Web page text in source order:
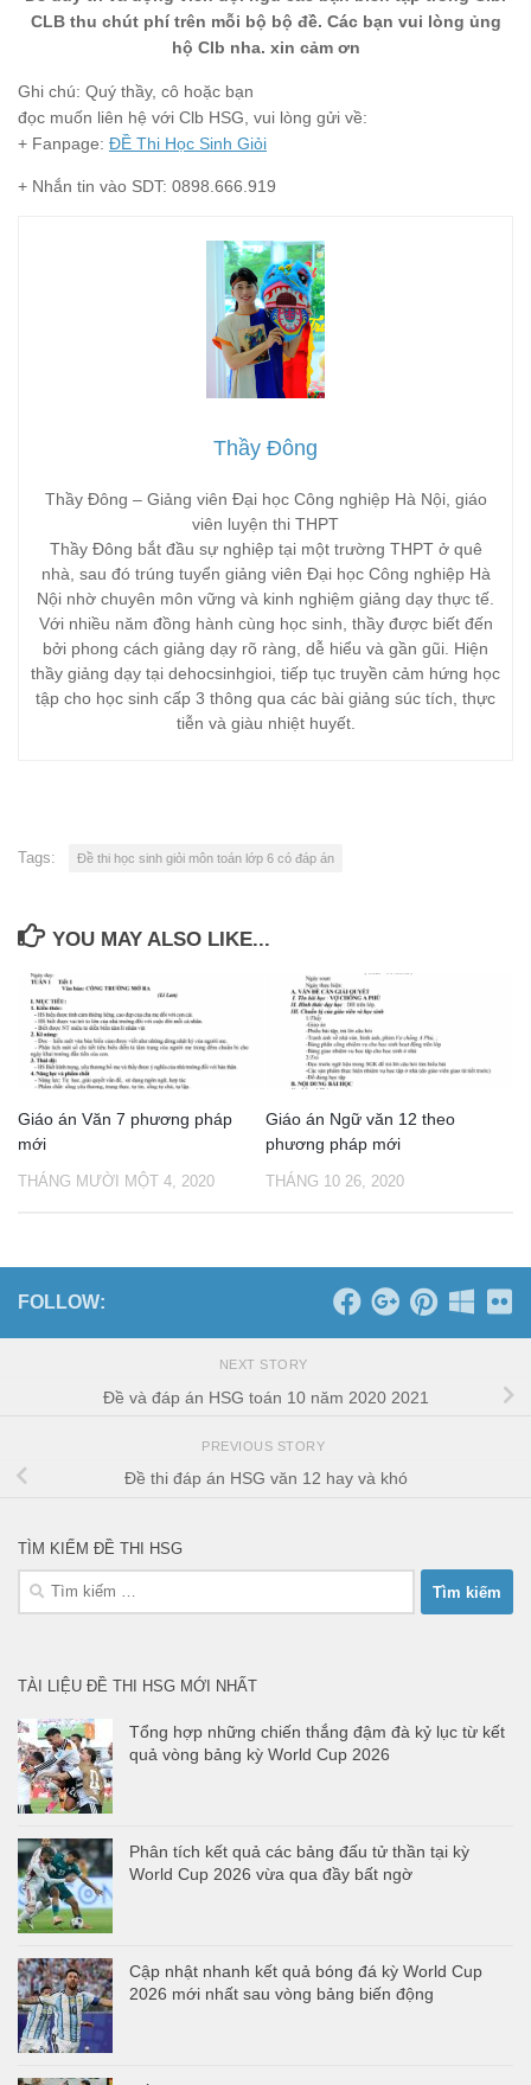
CLB thu chút phí trên mỗi bộ bộ đề. Các bạn vui lòng ủng
hộ Clb nha. xin cảm ơn
Ghi chú: Quý thầy, cô hoặc bạn
đọc muốn liên hệ với Clb HSG, vui lòng gửi về:
+ Fanpage: ĐỀ Thi Học Sinh Giỏi
+ Nhắn tin vào SDT: 0898.666.919
Thầy Đông
Thầy Đông – Giảng viên Đại học Công nghiệp Hà Nội, giáo
viên luyện thi THPT
Thầy Đông bắt đầu sự nghiệp tại một trường THPT ở quê
nhà, sau đó trúng tuyển giảng viên Đại học Công nghiệp Hà
Nội nhờ chuyên môn vững và kinh nghiệm giảng dạy thực tế.
Với nhiều năm đồng hành cùng học sinh, thầy được biết đến
bởi phong cách giảng dạy rõ ràng, dễ hiểu và gần gũi. Hiện
thầy giảng dạy tại dehocsinhgioi, tiếp tục truyền cảm hứng học
tập cho học sinh cấp 3 thông qua các bài giảng súc tích, thực
tiễn và giàu nhiệt huyết.
Tags: Đề thi học sinh giỏi môn toán lớp 6 có đáp án
YOU MAY ALSO LIKE...
Giáo án Văn 7 phương pháp
mới
THÁNG MƯỜI MỘT 4, 2020
Giáo án Ngữ văn 12 theo
phương pháp mới
THÁNG 10 26, 2020
FOLLOW:
NEXT STORY
Đề và đáp án HSG toán 10 năm 2020 2021
PREVIOUS STORY
Đề thi đáp án HSG văn 12 hay và khó
TÌM KIẾM ĐỀ THI HSG
Tìm
TÀI LIỆU ĐỀ THI HSG MỚI NHẤT
Tổng hợp những chiến thắng đậm đà kỷ lục từ kết
quả vòng bảng kỳ World Cup 2026
Phân tích kết quả các bảng đấu tử thần tại kỳ
World Cup 2026 vừa qua đầy bất ngờ
Cập nhật nhanh kết quả bóng đá kỳ World Cup
2026 mới nhất sau vòng bảng biến động